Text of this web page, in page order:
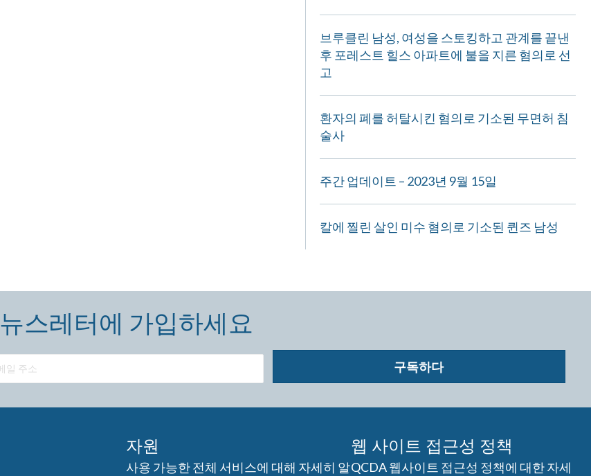
브루클린 남성, 여성을 스토킹하고 관계를 끝낸
후 포레스트 힐스 아파트에 불을 지른 혐의로 선
고
환자의 폐를 허탈시킨 혐의로 기소된 무면허 침
술사
주간 업데이트 – 2023년 9월 15일
칼에 찔린 살인 미수 혐의로 기소된 퀸즈 남성
뉴스레터에 가입하세요
구독하다
자원
사용 가능한 전체 서비스에 대해 자세히 알
웹 사이트 접근성 정책
QCDA 웹사이트 접근성 정책에 대한 자세